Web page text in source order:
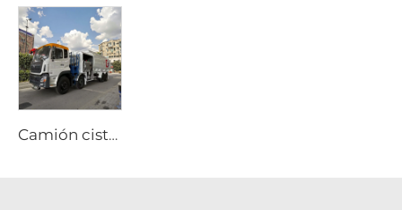
Camión cisterna de combustible Dongfeng 8x4 340hp de 12 ruedas, capacidad de 25000 litros, vehículo nuevo de repostaje manual para aviación, avión 4x2 4x4 6x6